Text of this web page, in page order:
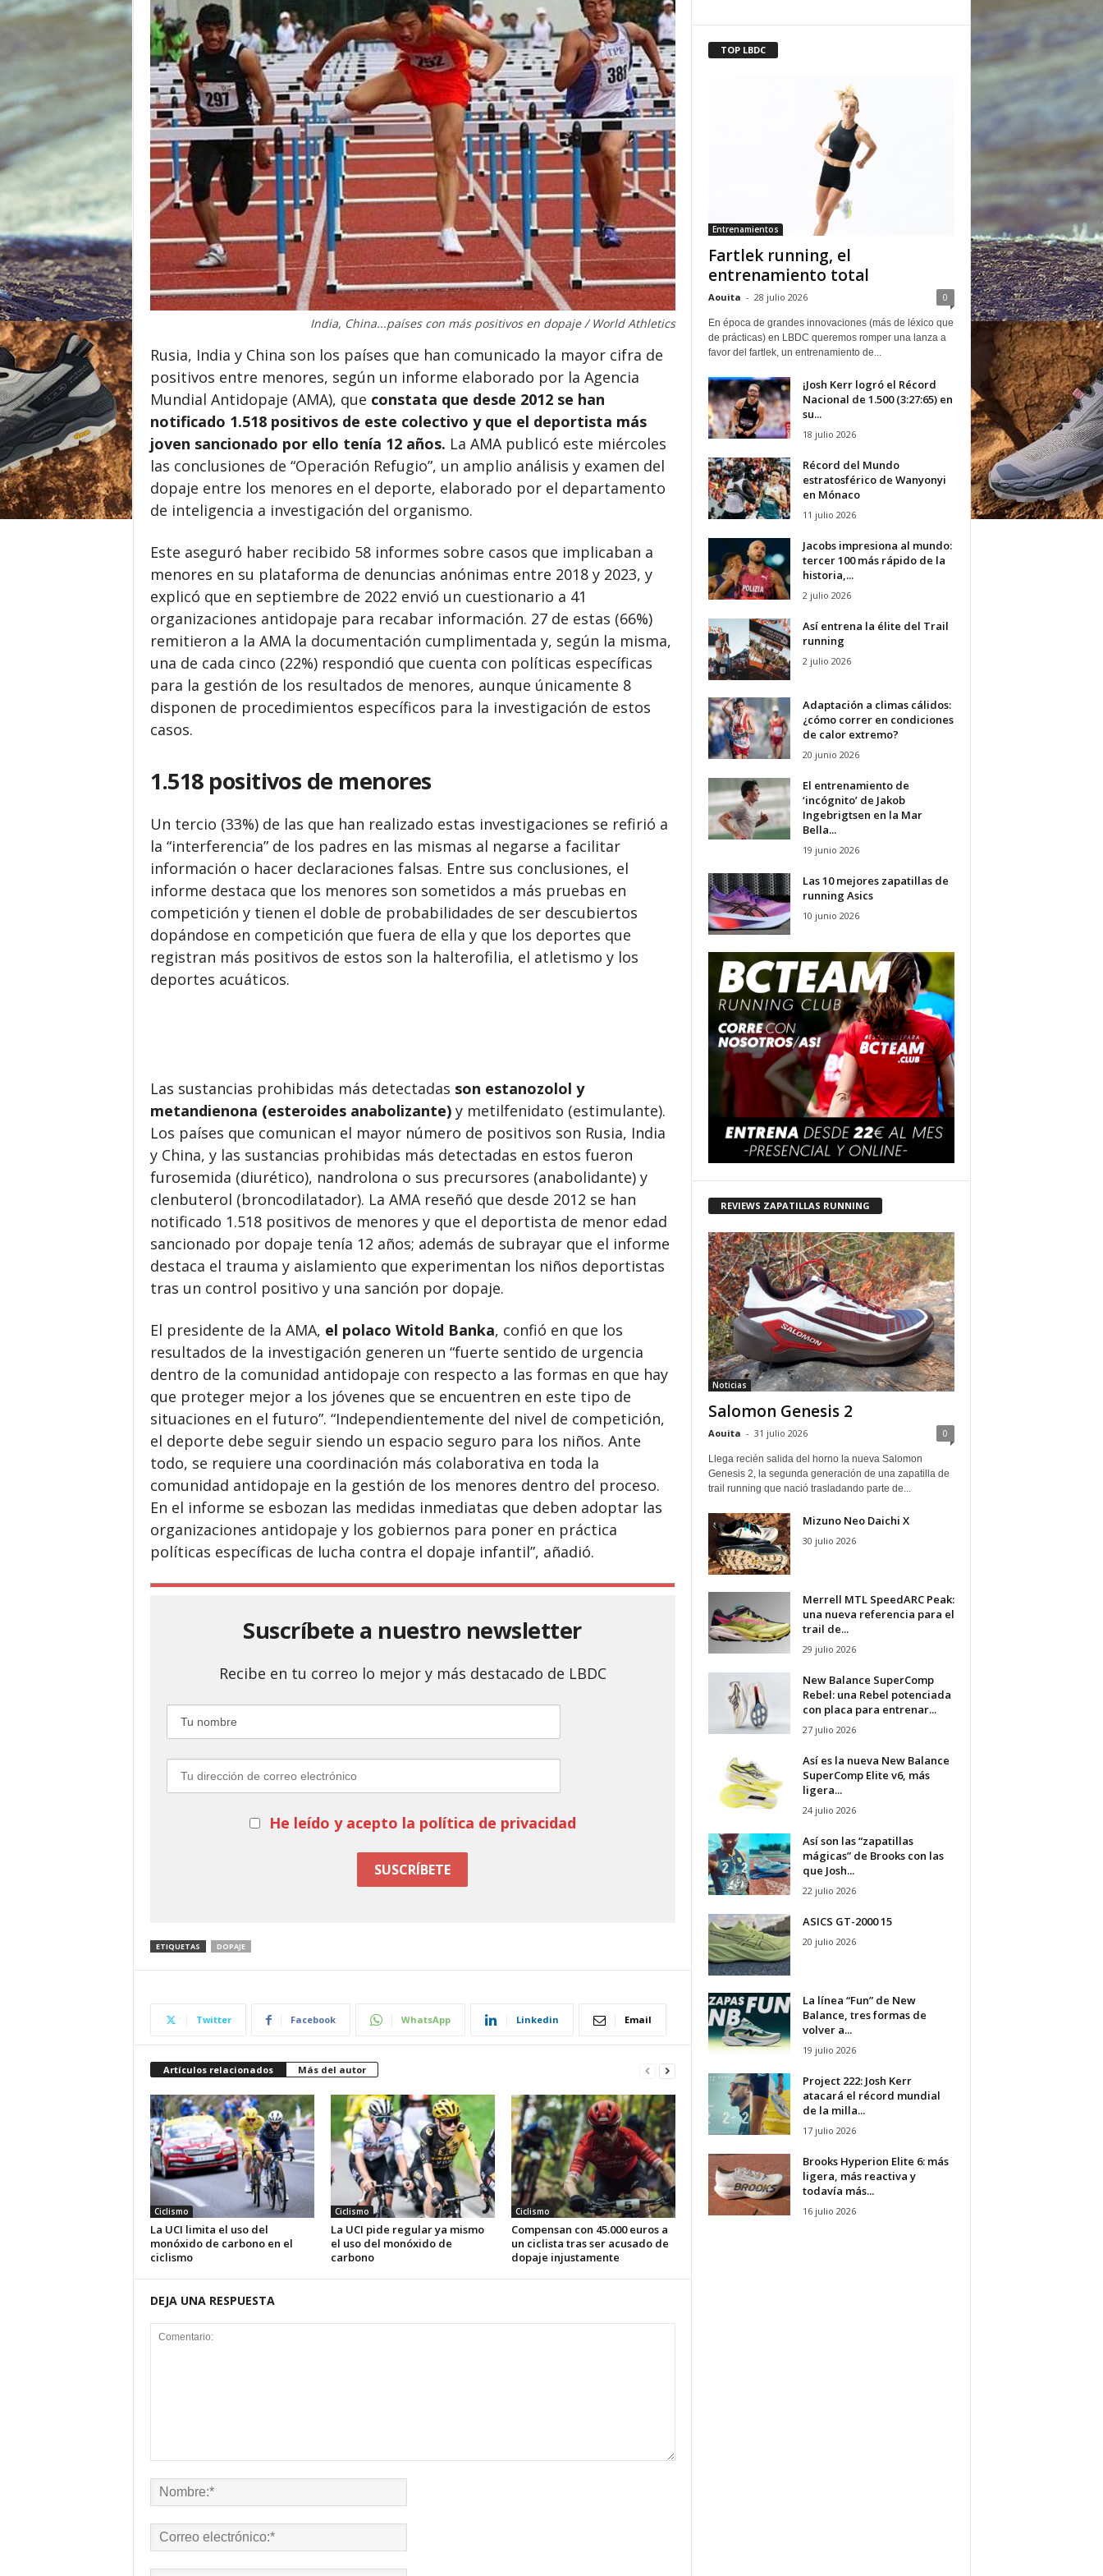
India, China...países con más positivos en dopaje / World Athletics
Rusia, India y China son los países que han comunicado la mayor cifra de
positivos entre menores, según un informe elaborado por la Agencia
Mundial Antidopaje (AMA), que constata que desde 2012 se han
notificado 1.518 positivos de este colectivo y que el deportista más
joven sancionado por ello tenía 12 años. La AMA publicó este miércoles
las conclusiones de “Operación Refugio”, un amplio análisis y examen del
dopaje entre los menores en el deporte, elaborado por el departamento
de inteligencia a investigación del organismo.
Este aseguró haber recibido 58 informes sobre casos que implicaban a
menores en su plataforma de denuncias anónimas entre 2018 y 2023, y
explicó que en septiembre de 2022 envió un cuestionario a 41
organizaciones antidopaje para recabar información. 27 de estas (66%)
remitieron a la AMA la documentación cumplimentada y, según la misma,
una de cada cinco (22%) respondió que cuenta con políticas específicas
para la gestión de los resultados de menores, aunque únicamente 8
disponen de procedimientos específicos para la investigación de estos
casos.
1.518 positivos de menores
Un tercio (33%) de las que han realizado estas investigaciones se refirió a
la “interferencia” de los padres en las mismas al negarse a facilitar
información o hacer declaraciones falsas. Entre sus conclusiones, el
informe destaca que los menores son sometidos a más pruebas en
competición y tienen el doble de probabilidades de ser descubiertos
dopándose en competición que fuera de ella y que los deportes que
registran más positivos de estos son la halterofilia, el atletismo y los
deportes acuáticos.
Las sustancias prohibidas más detectadas son estanozolol y
metandienona (esteroides anabolizante)y metilfenidato (estimulante).
Los países que comunican el mayor número de positivos son Rusia, India
y China, y las sustancias prohibidas más detectadas en estos fueron
furosemida (diurético), nandrolona o sus precursores (anabolidante) y
clenbuterol (broncodilatador). La AMA reseñó que desde 2012 se han
notificado 1.518 positivos de menores y que el deportista de menor edad
sancionado por dopaje tenía 12 años; además de subrayar que el informe
destaca el trauma y aislamiento que experimentan los niños deportistas
tras un control positivo y una sanción por dopaje.
El presidente de la AMA, el polaco Witold Banka, confió en que los
resultados de la investigación generen un “fuerte sentido de urgencia
dentro de la comunidad antidopaje con respecto a las formas en que hay
que proteger mejor a los jóvenes que se encuentren en este tipo de
situaciones en el futuro”. “Independientemente del nivel de competición,
el deporte debe seguir siendo un espacio seguro para los niños. Ante
todo, se requiere una coordinación más colaborativa en toda la
comunidad antidopaje en la gestión de los menores dentro del proceso.
En el informe se esbozan las medidas inmediatas que deben adoptar las
organizaciones antidopaje y los gobiernos para poner en práctica
políticas específicas de lucha contra el dopaje infantil”, añadió.
Suscríbete a nuestro newsletter
Recibe en tu correo lo mejor y más destacado de LBDC
He leído y acepto la política de privacidad
ETIQUETAS DOPAJE
Twitter Facebook WhatsApp Linkedin Email
Artículos relacionados Más del autor
Ciclismo
La UCI limita el uso del
monóxido de carbono en el
ciclismo
Ciclismo
La UCI pide regular ya mismo
el uso del monóxido de
carbono
Ciclismo
Compensan con 45.000 euros a
un ciclista tras ser acusado de
dopaje injustamente
DEJA UNA RESPUESTA
TOP LBDC
Entrenamientos
Fartlek running, el
entrenamiento total
Aouita - 28 julio 2026 0
En época de grandes innovaciones (más de léxico que
de prácticas) en LBDC queremos romper una lanza a
favor del fartlek, un entrenamiento de...
¡Josh Kerr logró el Récord
Nacional de 1.500 (3:27:65) en
su...
18 julio 2026
Récord del Mundo
estratosférico de Wanyonyi
en Mónaco
11 julio 2026
Jacobs impresiona al mundo:
tercer 100 más rápido de la
historia,...
2 julio 2026
Así entrena la élite del Trail
running
2 julio 2026
Adaptación a climas cálidos:
¿cómo correr en condiciones
de calor extremo?
20 junio 2026
El entrenamiento de
‘incógnito’ de Jakob
Ingebrigtsen en la Mar
Bella...
19 junio 2026
Las 10 mejores zapatillas de
running Asics
10 junio 2026
REVIEWS ZAPATILLAS RUNNING
Noticias
Salomon Genesis 2
Aouita - 31 julio 2026 0
Llega recién salida del horno la nueva Salomon
Genesis 2, la segunda generación de una zapatilla de
trail running que nació trasladando parte de...
Mizuno Neo Daichi X
30 julio 2026
Merrell MTL SpeedARC Peak:
una nueva referencia para el
trail de...
29 julio 2026
New Balance SuperComp
Rebel: una Rebel potenciada
con placa para entrenar...
27 julio 2026
Así es la nueva New Balance
SuperComp Elite v6, más
ligera...
24 julio 2026
Así son las “zapatillas
mágicas” de Brooks con las
que Josh...
22 julio 2026
ASICS GT-2000 15
20 julio 2026
La línea “Fun” de New
Balance, tres formas de
volver a...
19 julio 2026
Project 222: Josh Kerr
atacará el récord mundial
de la milla...
17 julio 2026
Brooks Hyperion Elite 6: más
ligera, más reactiva y
todavía más...
16 julio 2026